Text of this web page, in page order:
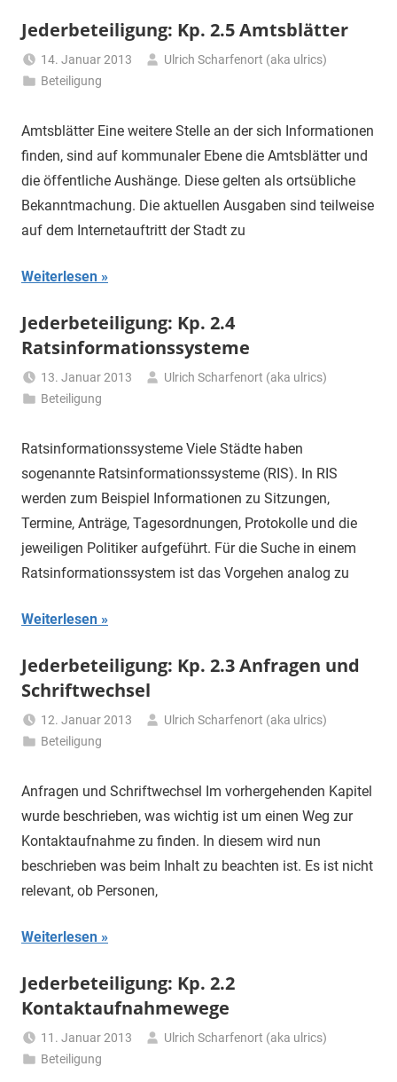
Jederbeteiligung: Kp. 2.5 Amtsblätter
14. Januar 2013
Ulrich Scharfenort (aka ulrics)
Beteiligung
Amtsblätter Eine weitere Stelle an der sich Informationen
finden, sind auf kommunaler Ebene die Amtsblätter und
die öffentliche Aushänge. Diese gelten als ortsübliche
Bekanntmachung. Die aktuellen Ausgaben sind teilweise
auf dem Internetauftritt der Stadt zu
Weiterlesen
Jederbeteiligung: Kp. 2.4
Ratsinformationssysteme
13. Januar 2013
Ulrich Scharfenort (aka ulrics)
Beteiligung
Ratsinformationssysteme Viele Städte haben
sogenannte Ratsinformationssysteme (RIS). In RIS
werden zum Beispiel Informationen zu Sitzungen,
Termine, Anträge, Tagesordnungen, Protokolle und die
jeweiligen Politiker aufgeführt. Für die Suche in einem
Ratsinformationssystem ist das Vorgehen analog zu
Weiterlesen
Jederbeteiligung: Kp. 2.3 Anfragen und
Schriftwechsel
12. Januar 2013
Ulrich Scharfenort (aka ulrics)
Beteiligung
Anfragen und Schriftwechsel Im vorhergehenden Kapitel
wurde beschrieben, was wichtig ist um einen Weg zur
Kontaktaufnahme zu finden. In diesem wird nun
beschrieben was beim Inhalt zu beachten ist. Es ist nicht
relevant, ob Personen,
Weiterlesen
Jederbeteiligung: Kp. 2.2
Kontaktaufnahmewege
11. Januar 2013
Ulrich Scharfenort (aka ulrics)
Beteiligung